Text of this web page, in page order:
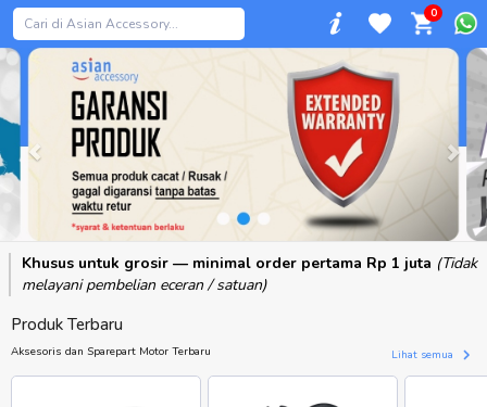
0
Previous
Khusus untuk grosir — minimal order pertama Rp 1 juta (Tidak
melayani pembelian eceran / satuan)
Produk Terbaru
Aksesoris dan Sparepart Motor Terbaru Lihat semua